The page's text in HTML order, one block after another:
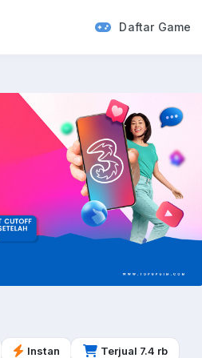
Daftar Game
Instan
Terjual 7.4 rb